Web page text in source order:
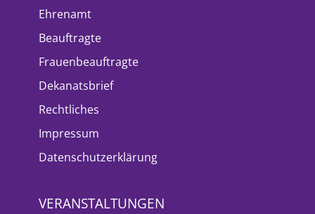
Ehrenamt
Beauftragte
Frauenbeauftragte
Dekanatsbrief
Rechtliches
Impressum
Datenschutzerklärung
VERANSTALTUNGEN